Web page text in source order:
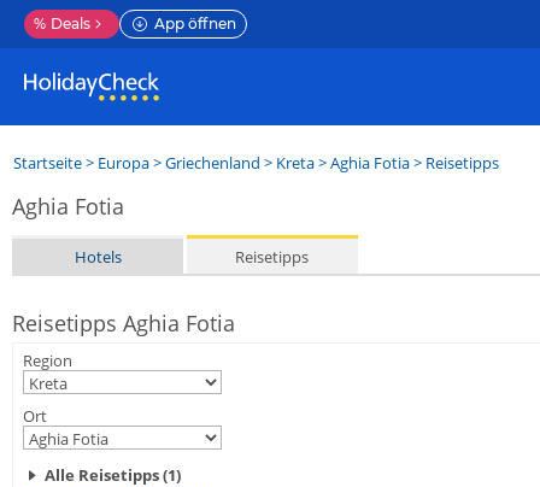
% Deals App öffnen
Startseite> Europa>Griechenland > Kreta>Aghia Fotia> Reisetipps
Aghia Fotia
Hotels Reisetipps
Reisetipps Aghia Fotia
Region
Ort
Alle Reisetipps (1)